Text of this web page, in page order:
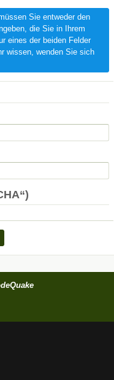
Sie entweder den
die Sie in Ihrem
eines der beiden Felder
wissen, wenden Sie sich